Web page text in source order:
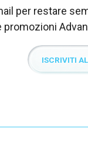
per restare
promozioni
ISCRIVITI